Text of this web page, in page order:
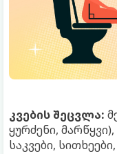
კვების შეცვლა:
ყურძენი,
საკვები,